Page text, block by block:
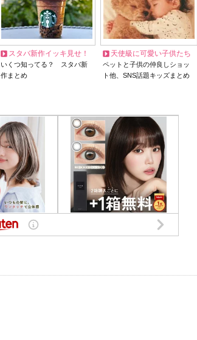
スタバ新作イッキ見せ！
いくつ知ってる？ スタバ新
作まとめ
天使級に可愛い子供たち
ペットと子供の仲良しショッ
ト他、SNS話題キッズまとめ